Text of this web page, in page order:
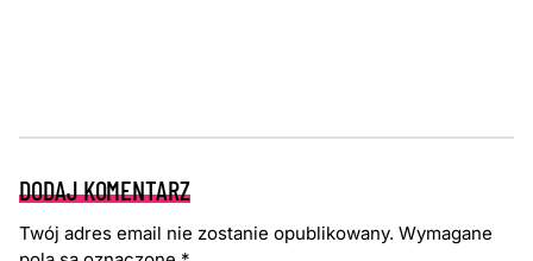
DODAJ KOMENTARZ
Twój adres email nie zostanie opublikowany. Wymagane